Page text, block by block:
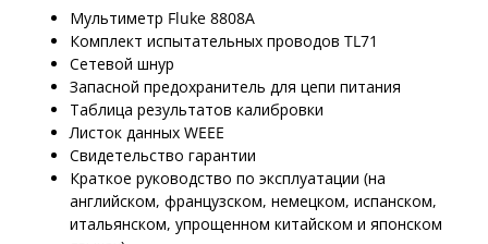
Мультиметр Fluke 8808A
Комплект испытательных проводов TL71
Сетевой шнур
Запасной предохранитель для цепи питания
Таблица результатов калибровки
Листок данных WEEE
Свидетельство гарантии
Краткое руководство по эксплуатации (на
английском, французском, немецком, испанском,
итальянском, упрощенном китайском и японском